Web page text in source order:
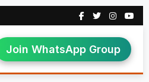
Join WhatsApp Group